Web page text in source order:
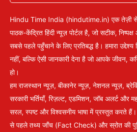
Hindu Time India (hindutime.in) एक तेज़ी
पाठक-केंद्रित हिंदी न्यूज़ पोर्टल है, जो सटीक,
सबसे पहले पहुँचाने के लिए प्रतिबद्ध है। हमारा उद्देश्य
नहीं, बल्कि ऐसी जानकारी देना है जो आपके जीवन,
हो।
हम राजस्थान न्यूज़, बीकानेर न्यूज़, नेशनल न्यूज़,
सरकारी भर्तियाँ, रिज़ल्ट, एडमिशन, जॉब अलर्ट और
सरल, स्पष्ट और विश्वसनीय भाषा में प्रस्तुत करते
से पहले तथ्य जाँच (Fact Check) और स्रोत की